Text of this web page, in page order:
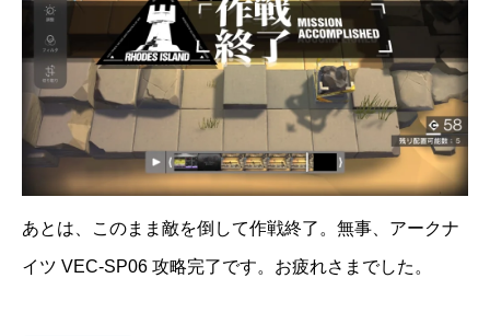
あとは、このまま敵を倒して作戦終了。無事、アークナ
イツ VEC-SP06 攻略完了です。お疲れさまでした。